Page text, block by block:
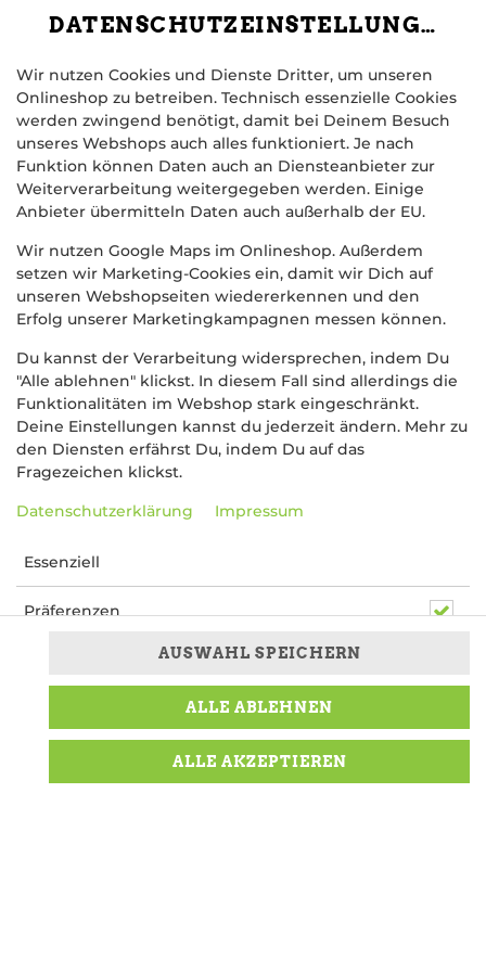
DATENSCHUTZEINSTELLUNGEN
Wir nutzen Cookies und Dienste Dritter, um unseren
Onlineshop zu betreiben. Technisch essenzielle Cookies
werden zwingend benötigt, damit bei Deinem Besuch
unseres Webshops auch alles funktioniert. Je nach
Funktion können Daten auch an Diensteanbieter zur
Weiterverarbeitung weitergegeben werden. Einige
Anbieter übermitteln Daten auch außerhalb der EU.
Wir nutzen Google Maps im Onlineshop. Außerdem
setzen wir Marketing-Cookies ein, damit wir Dich auf
unseren Webshopseiten wiedererkennen und den
Erfolg unserer Marketingkampagnen messen können.
Du kannst der Verarbeitung widersprechen, indem Du
"Alle ablehnen" klickst. In diesem Fall sind allerdings die
Funktionalitäten im Webshop stark eingeschränkt.
Deine Einstellungen kannst du jederzeit ändern. Mehr zu
den Diensten erfährst Du, indem Du auf das
Fragezeichen klickst.
Datenschutzerklärung Impressum
Essenziell
Präferenzen
AUSWAHL SPEICHERN
ALLE ABLEHNEN
ALLE AKZEPTIEREN
NACHOS ARRABBIATA AL
FORNO GRANDE
Jalapeños